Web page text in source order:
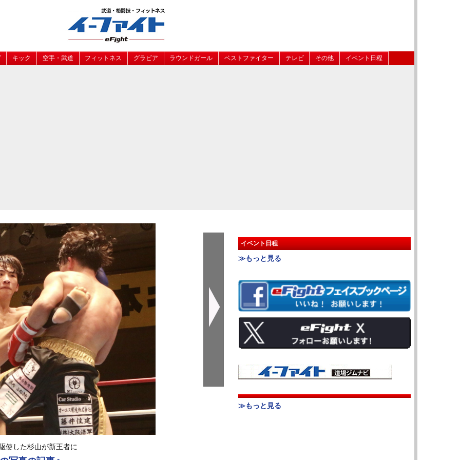
キック 空手・武道 フィットネス グラビア ラウンドガール ベストファイター テレビ その他 イベント日程
使した杉山が新王者に
イベント日程
≫もっと見る
≫もっと見る